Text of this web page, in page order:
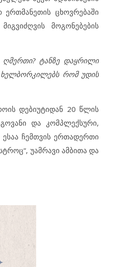
ცხოვრებაში
მოგონებების
ღმერთი? ტანზე დაყრილი
ხელბორკილებს რომ უდის
დებიუტიდან 20 წლის
და კომპლექსური,
ჩემთვის ერთადერთი
უამრავი ამბითა და